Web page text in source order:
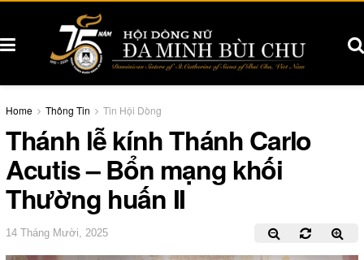
Home Thông Tin Tin Hội Dòng
Thánh lễ kính Thánh Carlo
Acutis – Bổn mạng khối
Thường huấn II
14 Tháng Mười, 2025